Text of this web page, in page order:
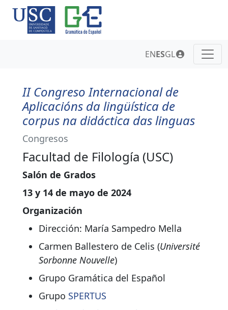
ENESGL
II Congreso Internacional de
Aplicacións da lingüística de
corpus na didáctica das linguas
Congresos
Facultad de Filología (USC)
Salón de Grados
13 y 14 de mayo de 2024
Organización
Dirección: María Sampedro Mella
Carmen Ballestero de Celis (Université
Sorbonne Nouvelle)
Grupo Gramática del Español
Grupo SPERTUS